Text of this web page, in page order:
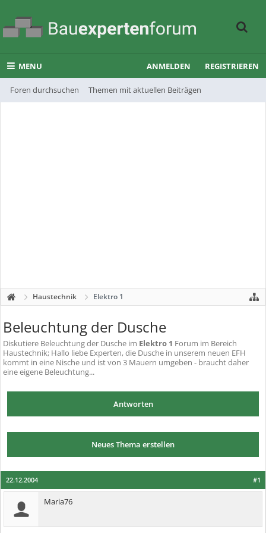
MENU
Foren durchsuchen Themen mit aktuellen Beiträgen
ANMELDEN REGISTRIEREN
Haustechnik Elektro 1
Beleuchtung der Dusche
Diskutiere Beleuchtung der Dusche im Elektro 1 Forum im Bereich
Haustechnik; Hallo liebe Experten, die Dusche in unserem neuen EFH
kommt in eine Nische und ist von 3 Mauern umgeben - braucht daher
eine eigene Beleuchtung...
Antworten
Neues Thema erstellen
#1
22.12.2004
Maria76